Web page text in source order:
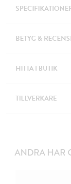
BETYG &
HITTA I BUTIK
TILLVERKARE
ANDRA HAR